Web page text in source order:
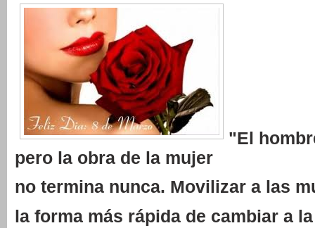
"El
pero la obra de la mujer
no termina nunca. Movilizar a las
la forma más rápida de cambiar a